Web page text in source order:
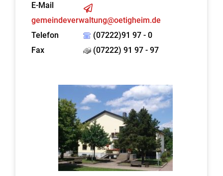
E-Mail
gemeindeverwaltung@oetigheim.de
Telefon
(07222)91 97 - 0
Fax
(07222) 91 97 - 97